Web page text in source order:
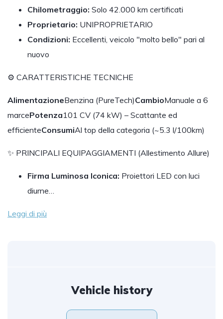
Chilometraggio: Solo 42.000 km certificati
Proprietario: UNIPROPRIETARIO
Condizioni: Eccellenti, veicolo "molto bello" pari al
nuovo
⚙️ CARATTERISTICHE TECNICHE
AlimentazioneBenzina (PureTech)CambioManuale a 6
marcePotenza101 CV (74 kW) – Scattante ed
efficienteConsumiAl top della categoria (~5.3 l/100km)
✨ PRINCIPALI EQUIPAGGIAMENTI (Allestimento Allure)
Firma Luminosa Iconica: Proiettori LED con luci
diurne…
Leggi di più
Vehicle history